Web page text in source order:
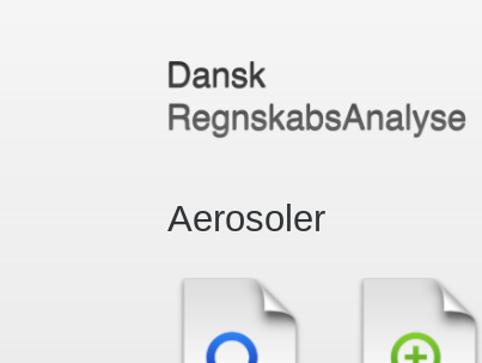
Aerosoler